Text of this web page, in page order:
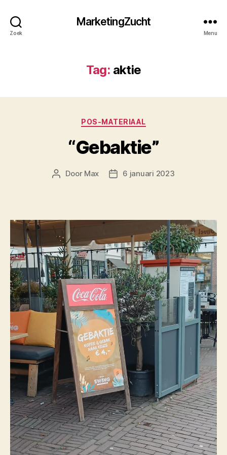
Zoek
MarketingZucht
Menu
Tag: aktie
Categorieën
POS-MATERIAAL
“Gebaktie”
Berichtauteur
Door Max Berichtdatum
6 januari 2023